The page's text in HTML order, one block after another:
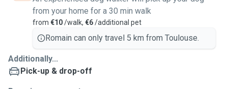
from your home for a 30 min walk
from €10/walk, €6/additional pet
Romain can only travel 5 km from Toulouse.
Additionally...
Pick-up & drop-off